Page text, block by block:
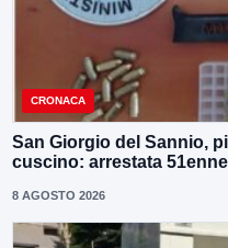
CRONACA
San Giorgio del Sannio,
cuscino: arrestata 51enne
8 AGOSTO 2026